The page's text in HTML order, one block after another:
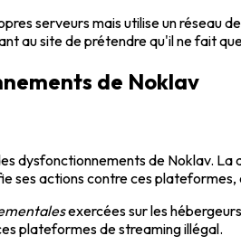
serveurs mais utilise un
au site de prétendre qu'il ne fait
de Noklav
dysfonctionnements de Noklav.
ses actions contre ces
exercées sur les
plateformes de streaming illégal.